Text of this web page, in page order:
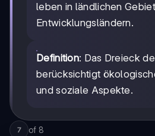
leben in ländlichen
Entwicklungsländern.
Definition: Das Dreieck
berücksichtigt
und soziale Aspekte.
7 of 8